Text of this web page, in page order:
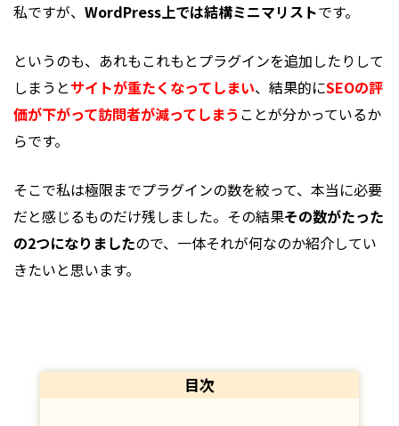
私ですが、 WordPress上では結構ミニマリストです。
というのも、あれもこれもとプラグインを追加したりして
しまうとサイトが重たくなってしまい、結果的にSEOの評
価が下がって訪問者が減ってしまうことが分かっているか
らです。
そこで私は極限までプラグインの数を絞って、本当に必要
だと感じるものだけ残しました。その結果その数がたった
の2つになりましたので、一体それが何なのか紹介してい
きたいと思います。
目次
WordPressのプラグインの役割
私が入れたたった2つのプラグイン
このプラグインは必要ないかも
All in One SEO